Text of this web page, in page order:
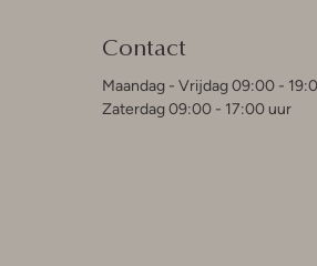
Contact
Maandag - Vrijdag 09:00 -
Zaterdag 09:00 - 17:00 uur